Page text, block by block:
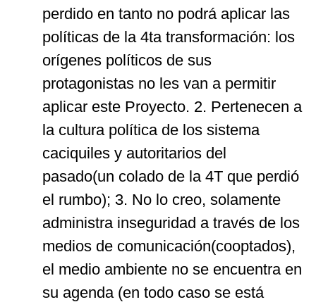
perdido en tanto no podrá aplicar las
políticas de la 4ta transformación: los
orígenes políticos de sus
protagonistas no les van a permitir
aplicar este Proyecto. 2. Pertenecen a
la cultura política de los sistema
caciquiles y autoritarios del
pasado(un colado de la 4T que perdió
el rumbo); 3. No lo creo, solamente
administra inseguridad a través de los
medios de comunicación(cooptados),
el medio ambiente no se encuentra en
su agenda (en todo caso se está